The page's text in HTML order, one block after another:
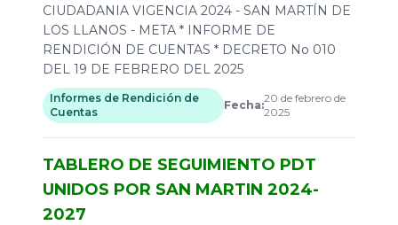
CIUDADANIA VIGENCIA 2024 - SAN MARTÍN DE
LOS LLANOS - META * INFORME DE
RENDICIÓN DE CUENTAS * DECRETO No 010
DEL 19 DE FEBRERO DEL 2025
Informes de Rendición de
Cuentas
Fecha:
20 de febrero de
2025
TABLERO DE SEGUIMIENTO PDT
UNIDOS POR SAN MARTIN 2024-
2027